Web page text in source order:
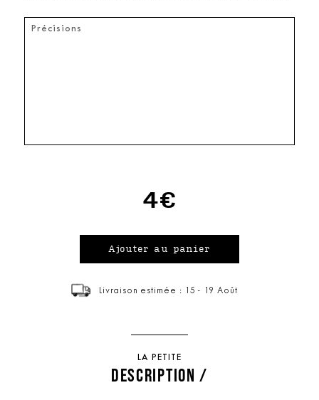
4€
Livraison estimée : 15 - 19 Août
LA PETITE
DESCRIPTION /